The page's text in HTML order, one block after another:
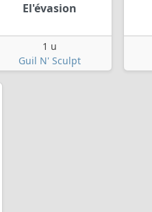
El'évasion
1 u
Guil N' Sculpt